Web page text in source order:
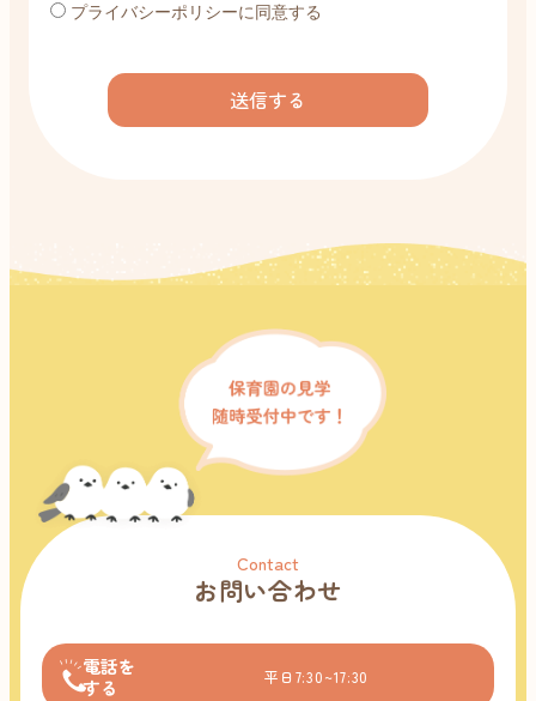
プライバシーポリシーに同意する
送信する
Contact
お問い合わせ
電話を
する
平日7:30~17:30